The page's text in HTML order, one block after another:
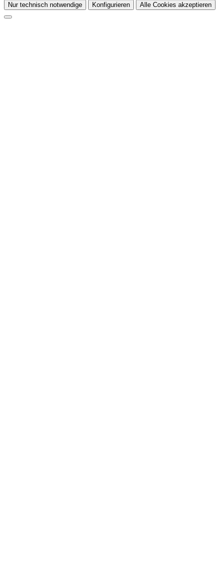
Nur technisch notwendige Konfigurieren Alle Cookies akzeptieren